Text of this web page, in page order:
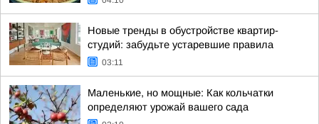
Новые тренды в обустройстве квартир-
студий: забудьте устаревшие правила
03:11
Маленькие, но мощные: Как кольчатки
определяют урожай вашего сада